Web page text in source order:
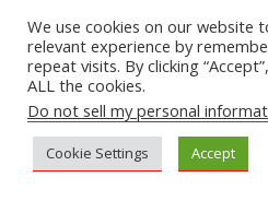
+52 322 102 8138
We use cookies on our website
relevant experience by
repeat visits. By clicking
ALL the cookies.
Do not sell my personal
Cookie Settings Accept